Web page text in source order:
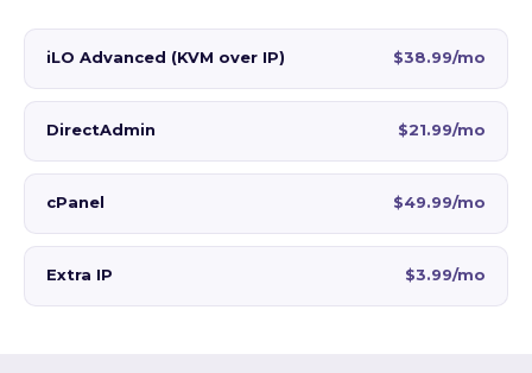
iLO Advanced (KVM over IP) $38.99/mo
DirectAdmin $21.99/mo
cPanel $49.99/mo
Extra IP $3.99/mo